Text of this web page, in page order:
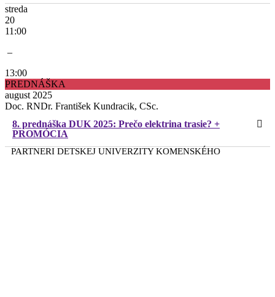
streda
20
11:00
–
13:00
PREDNÁŠKA
august 2025
Doc. RNDr. František Kundracik, CSc.
8. prednáška DUK 2025: Prečo elektrina trasie? +
PROMÓCIA
PARTNERI DETSKEJ UNIVERZITY KOMENSKÉHO